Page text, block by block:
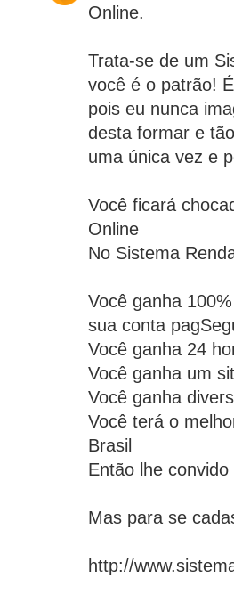
Online.
Trata-se de um
você é o patrão!
pois eu nunca
desta formar e
uma única vez e
Você ficará
Online
No Sistema
Você ganha
sua conta
Você ganha 24
Você ganha um
Você ganha
Você terá o
Brasil
Então lhe
Mas para se
http://